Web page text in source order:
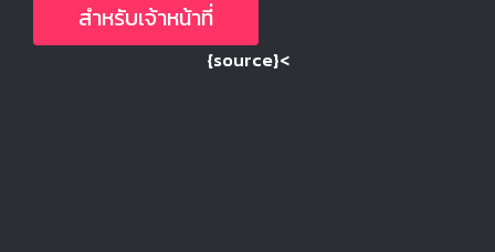
สำหรับเจ้าหน้าที่
{source}<